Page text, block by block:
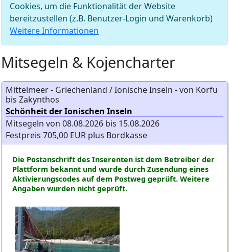
Cookies, um die Funktionalität der Website
bereitzustellen (z.B. Benutzer-Login und Warenkorb)
Weitere Informationen
Mitsegeln & Kojencharter
Mittelmeer - Griechenland / Ionische Inseln - von Korfu
bis Zakynthos
Schönheit der Ionischen Inseln
Mitsegeln von 08.08.2026 bis 15.08.2026
Festpreis 705,00 EUR plus Bordkasse
Die Postanschrift des Inserenten ist dem Betreiber der
Plattform bekannt und wurde durch Zusendung eines
Aktivierungscodes auf dem Postweg geprüft. Weitere
Angaben wurden nicht geprüft.